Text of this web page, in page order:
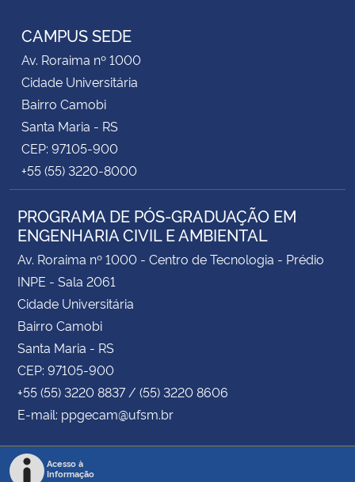
CAMPUS SEDE
Av. Roraima nº 1000
Cidade Universitária
Bairro Camobi
Santa Maria - RS
CEP: 97105-900
+55 (55) 3220-8000
PROGRAMA DE PÓS-GRADUAÇÃO EM
ENGENHARIA CIVIL E AMBIENTAL
Av. Roraima nº 1000 - Centro de Tecnologia - Prédio
INPE - Sala 2061
Cidade Universitária
Bairro Camobi
Santa Maria - RS
CEP: 97105-900
+55 (55) 3220 8837 / (55) 3220 8606
E-mail: ppgecam@ufsm.br
Acesso à
Informação